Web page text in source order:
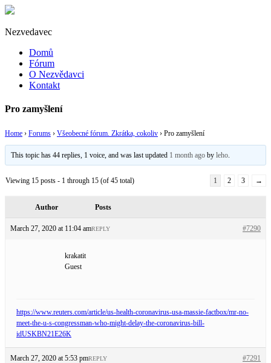
Nezvedavec
Domů
Fórum
O Nezvědavci
Kontakt
Pro zamyšlení
Home › Forums › Všeobecné fórum. Zkrátka, cokoliv › Pro zamyšlení
This topic has 44 replies, 1 voice, and was last updated 1 month ago byleho
Viewing 15 posts - 1 through 15 (of 45 total) 1 2 3 →
Author Posts
March 27, 2020 at 11:04 am #7290
REPLY
krakatit
Guest
https://www.reuters.com/article/us-health-coronavirus-usa-massie-factbox/mr-no-
meet-the-u-s-congressman-who-might-delay-the-coronavirus-bill-
idUSKBN21E26K
March 27, 2020 at 5:53 pm #7291
REPLY